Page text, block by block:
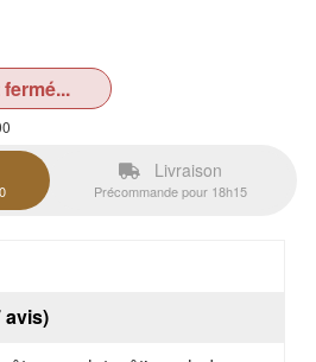
Livraison
Précommande pour 18h15
avis)